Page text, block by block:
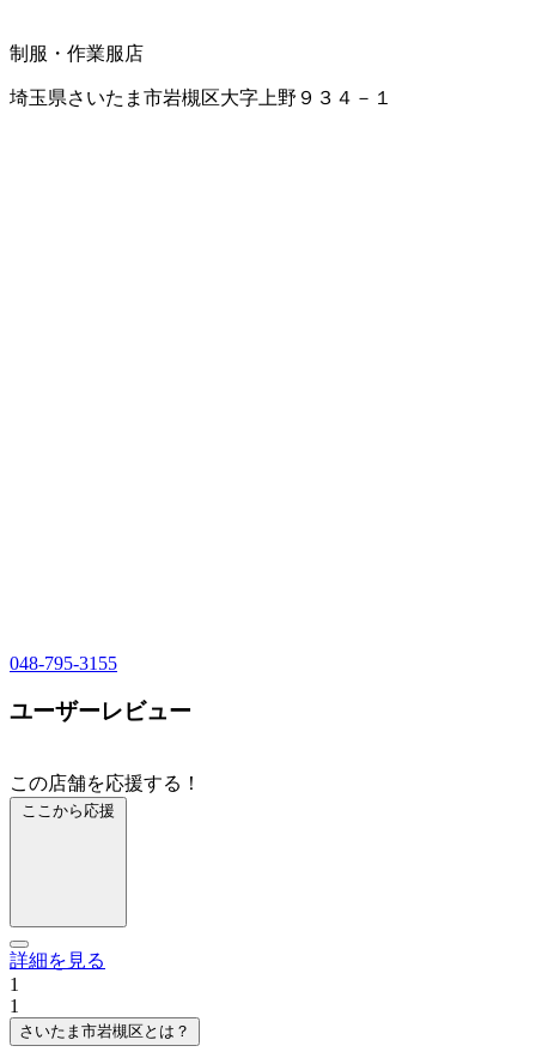
制服・作業服店
埼玉県さいたま市岩槻区大字上野９３４－１
048-795-3155
ユーザーレビュー
この店舗を応援する！
ここから応援
詳細を見る
1
1
さいたま市岩槻区とは？